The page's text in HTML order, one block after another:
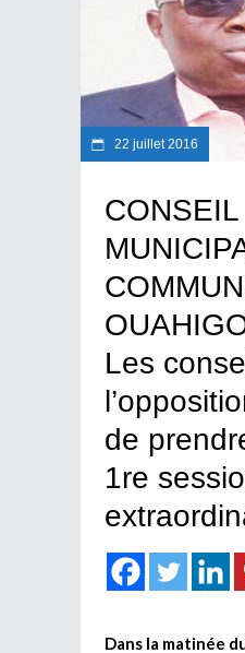
22 juillet 2016
CONSEIL
Les
de
1re
Dans la matinée